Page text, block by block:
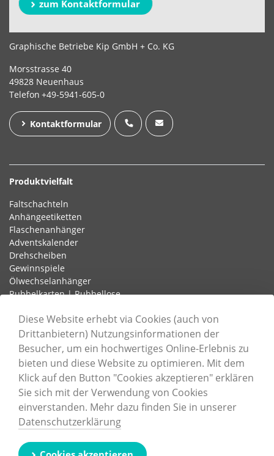
zum Kontaktformular
Graphische Betriebe Kip GmbH + Co. KG
Morsstrasse 40
49828 Neuenhaus
Telefon +49-5941-605-0
Kontaktformular
Produktvielfalt
Faltschachteln
Anhängeetiketten
Flaschenanhänger
Adventskalender
Drehscheiben
Gewinnspiele
Ölwechselanhänger
Rubbelkarten | Rubbellose
Informationen
Unternehmen
Karriere
Nachhaltigkeit
Zertifizierungen
Druckdatenerstellung
Kontaktformular
Diese Website erhebt via Cookies (auch von
Drittanbietern) Nutzungsinformationen der
Besucher, um ein hochwertiges Online-Erlebnis zu
bieten und diese Website zu optimieren. Mit dem
Klick auf den Button "Cookies akzeptieren" erklären
Sie sich mit der Verwendung von Cookies
einverstanden. Mehr dazu finden Sie in unserer
Datenschutzerklärung